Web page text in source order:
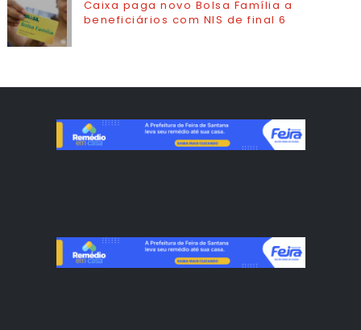
Caixa paga novo Bolsa Família a
beneficiários com NIS de final 6